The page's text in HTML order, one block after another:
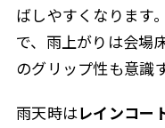
ばしやすくなります
で、雨上がりは会場
のグリップ性も意識
雨天時はレインコー